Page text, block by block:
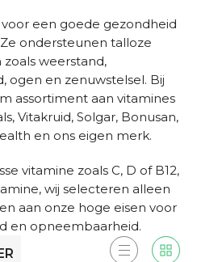
een goede gezondheid
ondersteunen talloze
weerstand,
ogen en zenuwstelsel. Bij
assortiment aan vitamines
Vitakruid, Solgar, Bonusan,
en ons eigen merk.
vitamine zoals C, D of B12,
wij selecteren alleen
aan onze hoge eisen voor
en opneembaarheid.